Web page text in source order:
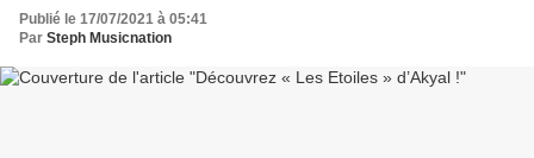
Publié le 17/07/2021 à 05:41
Par Steph Musicnation